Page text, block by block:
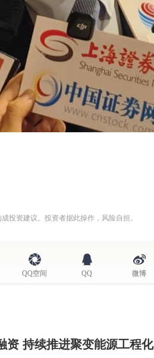
投资建议。投资者据此操作，风险自担。
QQ空间 QQ 微博
资 持续推进聚变能源工程化